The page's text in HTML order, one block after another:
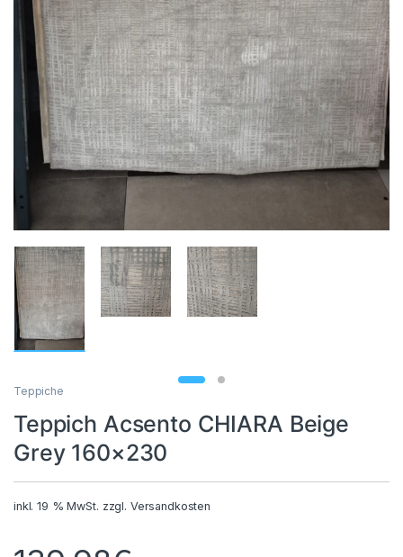
Teppiche
Teppich Acsento CHIARA Beige
Grey 160×230
inkl. 19 % MwSt. zzgl. Versandkosten